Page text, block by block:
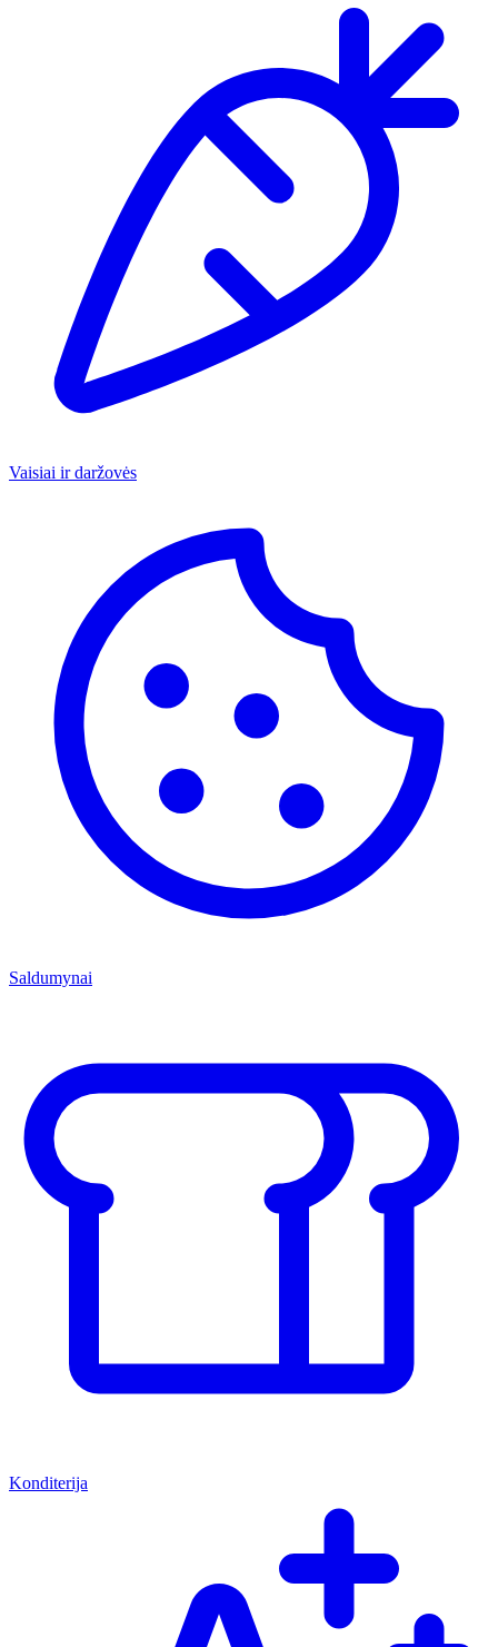
Vaisiai ir daržovės
Saldumynai
Konditerija